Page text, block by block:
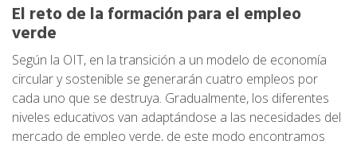
El reto de la formación para el empleo
verde
Según la OIT, en la transición a un modelo de economía
circular y sostenible se generarán cuatro empleos por
cada uno que se destruya. Gradualmente, los diferentes
niveles educativos van adaptándose a las necesidades del
mercado de empleo verde, de este modo encontramos